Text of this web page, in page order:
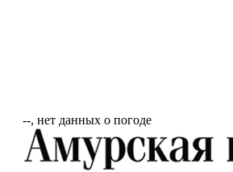
‐‐, нет данных о погоде